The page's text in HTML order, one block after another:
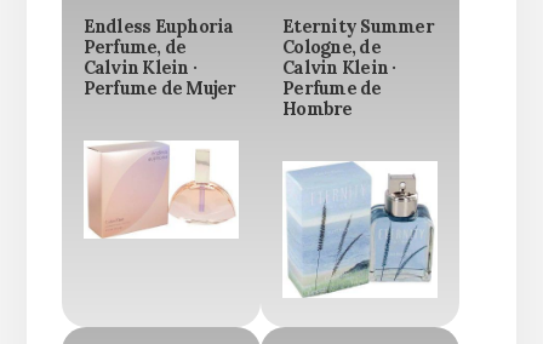
Endless Euphoria
Perfume, de
Calvin Klein ·
Perfume de Mujer
Eternity Summer
Cologne, de
Calvin Klein ·
Perfume de
Hombre